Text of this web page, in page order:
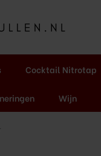
Cocktail Nitrotap
Wijn